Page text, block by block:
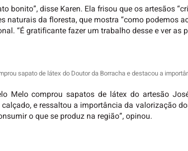
bonito”, disse Karen. Ela frisou que os artesãos
naturais da floresta, que mostra “como podemos
“É gratificante fazer um trabalho desse e ver as
sapato de látex do Doutor da Borracha e destacou a
Melo comprou sapatos de látex do artesão
e ressaltou a importância da valorização
o que se produz na região”, opinou.